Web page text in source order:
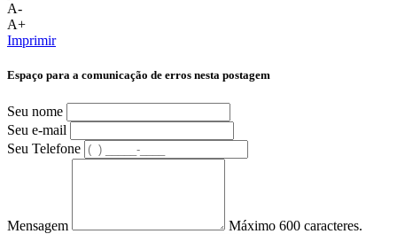
A-
A+
Imprimir
Espaço para a comunicação de erros nesta postagem
Seu nome
Seu e-mail
Seu Telefone
Mensagem Máximo 600 caracteres.